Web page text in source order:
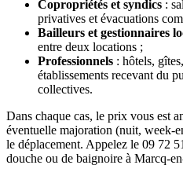
Copropriétés et syndics :
privatives et évacuations
Bailleurs et gestionnaires
entre deux locations ;
Professionnels : hôtels,
établissements recevant du
collectives.
Dans chaque cas, le prix vous est
éventuelle majoration (nuit, week-
le déplacement. Appelez le 09 72
douche ou de baignoire à Marcq-